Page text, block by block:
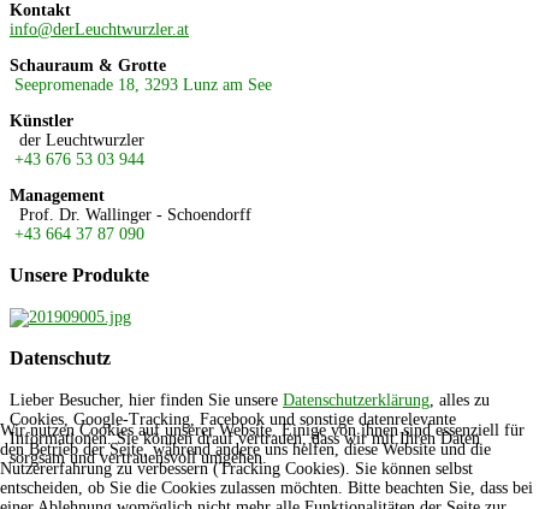
Kontakt
info@derLeuchtwurzler.at
Schauraum & Grotte
Seepromenade 18, 3293 Lunz am See
Künstler
der Leuchtwurzler
+43 676 53 03 944
Management
Prof. Dr. Wallinger - Schoendorff
+43 664 37 87 090
Unsere Produkte
Datenschutz
Lieber Besucher, hier finden Sie unsere Datenschutzerklärung , alles zu
Cookies, Google-Tracking, Facebook und sonstige datenrelevante
Informationen. Sie können drauf vertrauen, dass wir mit Ihren Daten
sorgsam und vertrauensvoll umgehen.
Wir nutzen Cookies auf unserer Website. Einige von ihnen sind essenziell für
den Betrieb der Seite, während andere uns helfen, diese Website und die
Nutzererfahrung zu verbessern (Tracking Cookies). Sie können selbst
entscheiden, ob Sie die Cookies zulassen möchten. Bitte beachten Sie, dass bei